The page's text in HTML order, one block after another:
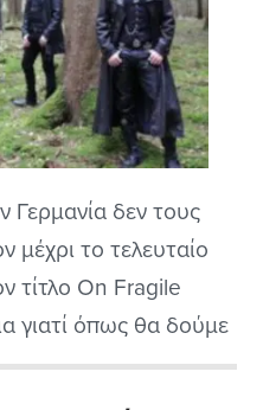
Γερμανία δεν τους
μέχρι το τελευταίο
τίτλο On Fragile
γιατί όπως θα δούμε
μια πολύ καλή μπάντα
rock με κάποια folk